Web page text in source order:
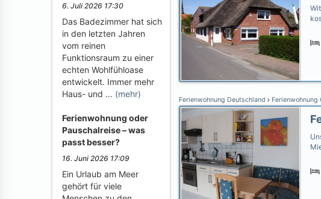
6. Juli 2026 17:30
Das Badezimmer hat sich
in den letzten Jahren
vom reinen
Funktionsraum zu einer
echten Wohlfühloase
entwickelt. Immer mehr
Haus- und … (mehr)
Ferienwohnung oder
Pauschalreise – was
passt besser?
16. Juni 2026 17:09
Ein Urlaub am Meer
gehört für viele
Ferienwohnung Deutschland Ferienwohnung